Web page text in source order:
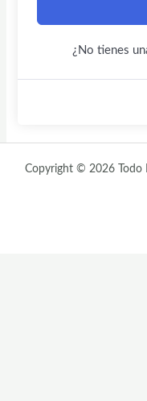
¿No tienes
Copyright © 2026 Todo